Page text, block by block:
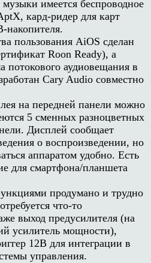
имеется беспроводное
кард-ридер для карт
накопителя.
пользования AiOS сделан
Roon Ready), а
потокового аудиовещания в
Cary Audio совместно
на передней панели можно
5 сменных разноцветных
Дисплей сообщает
о воспроизведении, но
аппаратом удобно. Есть
для смартфона/планшета
продумано и трудно
что-то
выход предусилителя (на
усилитель мощности),
12В для интеграции в
управления.